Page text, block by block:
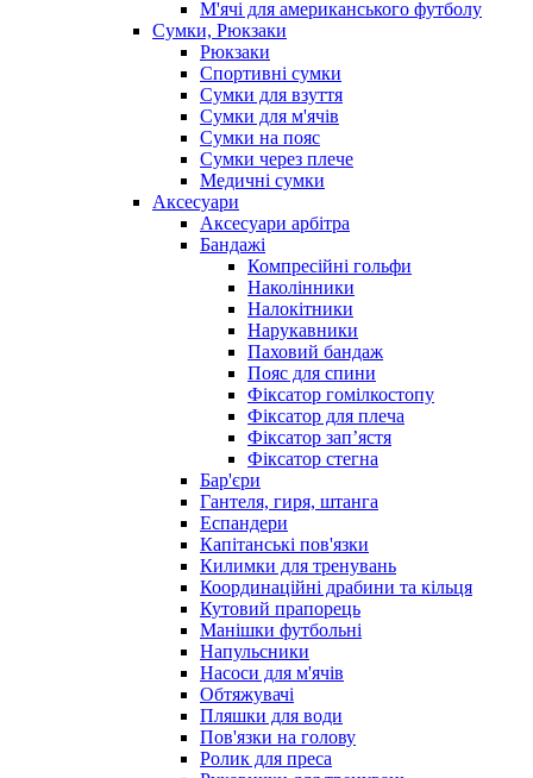
М'ячі для американського футболу
Сумки, Рюкзаки
Рюкзаки
Спортивні сумки
Сумки для взуття
Сумки для м'ячів
Сумки на пояс
Сумки через плече
Медичні сумки
Аксесуари
Аксесуари арбітра
Бандажі
Компресійні гольфи
Наколінники
Налокітники
Нарукавники
Паховий бандаж
Пояс для спини
Фіксатор гомілкостопу
Фіксатор для плеча
Фіксатор запʼястя
Фіксатор стегна
Бар'єри
Гантеля, гиря, штанга
Еспандери
Капітанські пов'язки
Килимки для тренувань
Координаційні драбини та кільця
Кутовий прапорець
Манішки футбольні
Напульсники
Насоси для м'ячів
Обтяжувачі
Пляшки для води
Пов'язки на голову
Ролик для преса